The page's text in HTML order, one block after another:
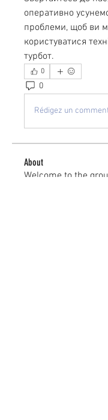
оперативно
проблеми, щоб ви
користуватися
турбот.
0
0
Rédigez un
About
Welcome to the